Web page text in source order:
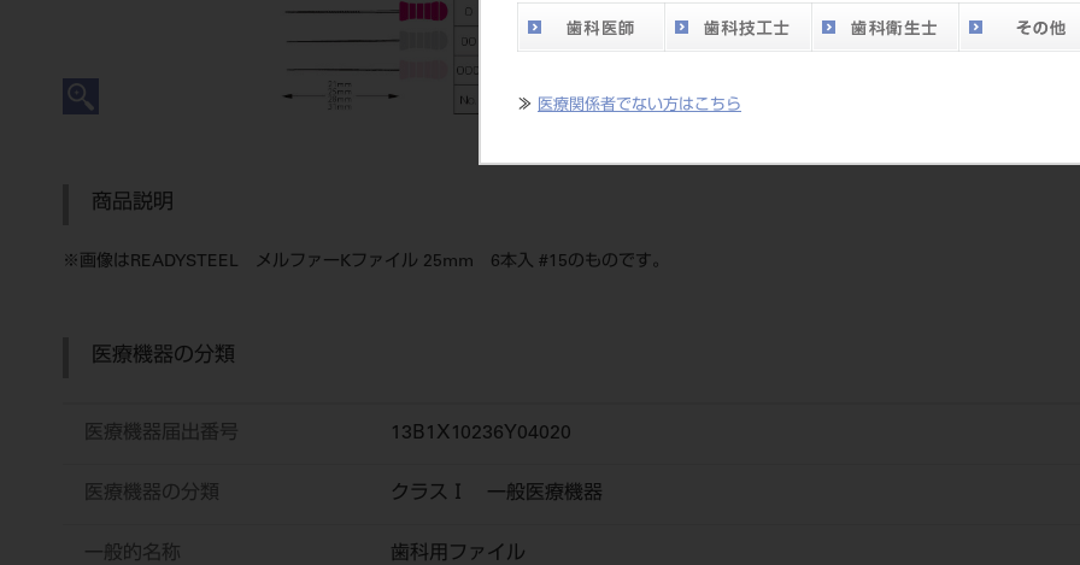
≫ 医療関係者でない方はこちら
DO vol.26 掲載ペー
商品説明
※画像はREADYSTEEL メルファーKファイル 25mm 6本入 #15のものです。
医療機器の分類
医療機器届出番号 13B1X10236Y04020
医療機器の分類 クラスⅠ 一般医療機器
一般的名称 歯科用ファイル